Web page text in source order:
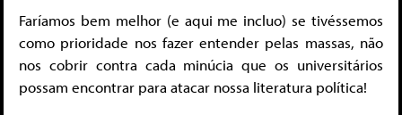
Faríamos bem melhor (e aqui me incluo) se tivéssemos
como prioridade nos fazer entender pelas massas, não
nos cobrir contra cada minúcia que os universitários
possam encontrar para atacar nossa literatura política!